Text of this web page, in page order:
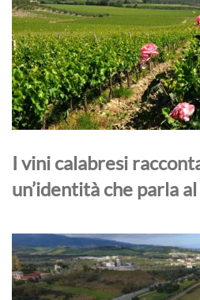
I vini calabresi
un’identità che parla